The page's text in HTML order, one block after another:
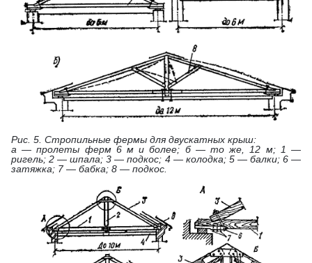
Рис. 5. Стропильные фермы для двускатных крыш:
а — пролеты ферм 6 м и более; б — то же, 12 м; 1 —
ригель; 2 — шпала; 3 — подкос; 4 — колодка; 5 — балки; 6 —
затяжка; 7 — бабка; 8 — подкос.